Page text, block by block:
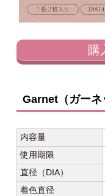
購
Garnet（ガーネ
内容量
使用期限
直径（DIA）
着色直径